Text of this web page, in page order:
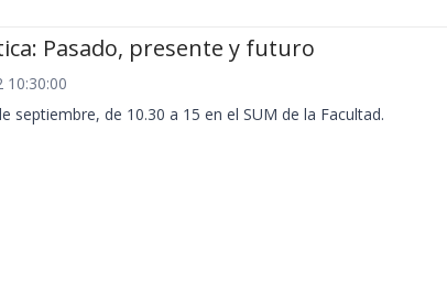
Pasado, presente y futuro
10:30:00
septiembre, de 10.30 a 15 en el SUM de la Facultad.